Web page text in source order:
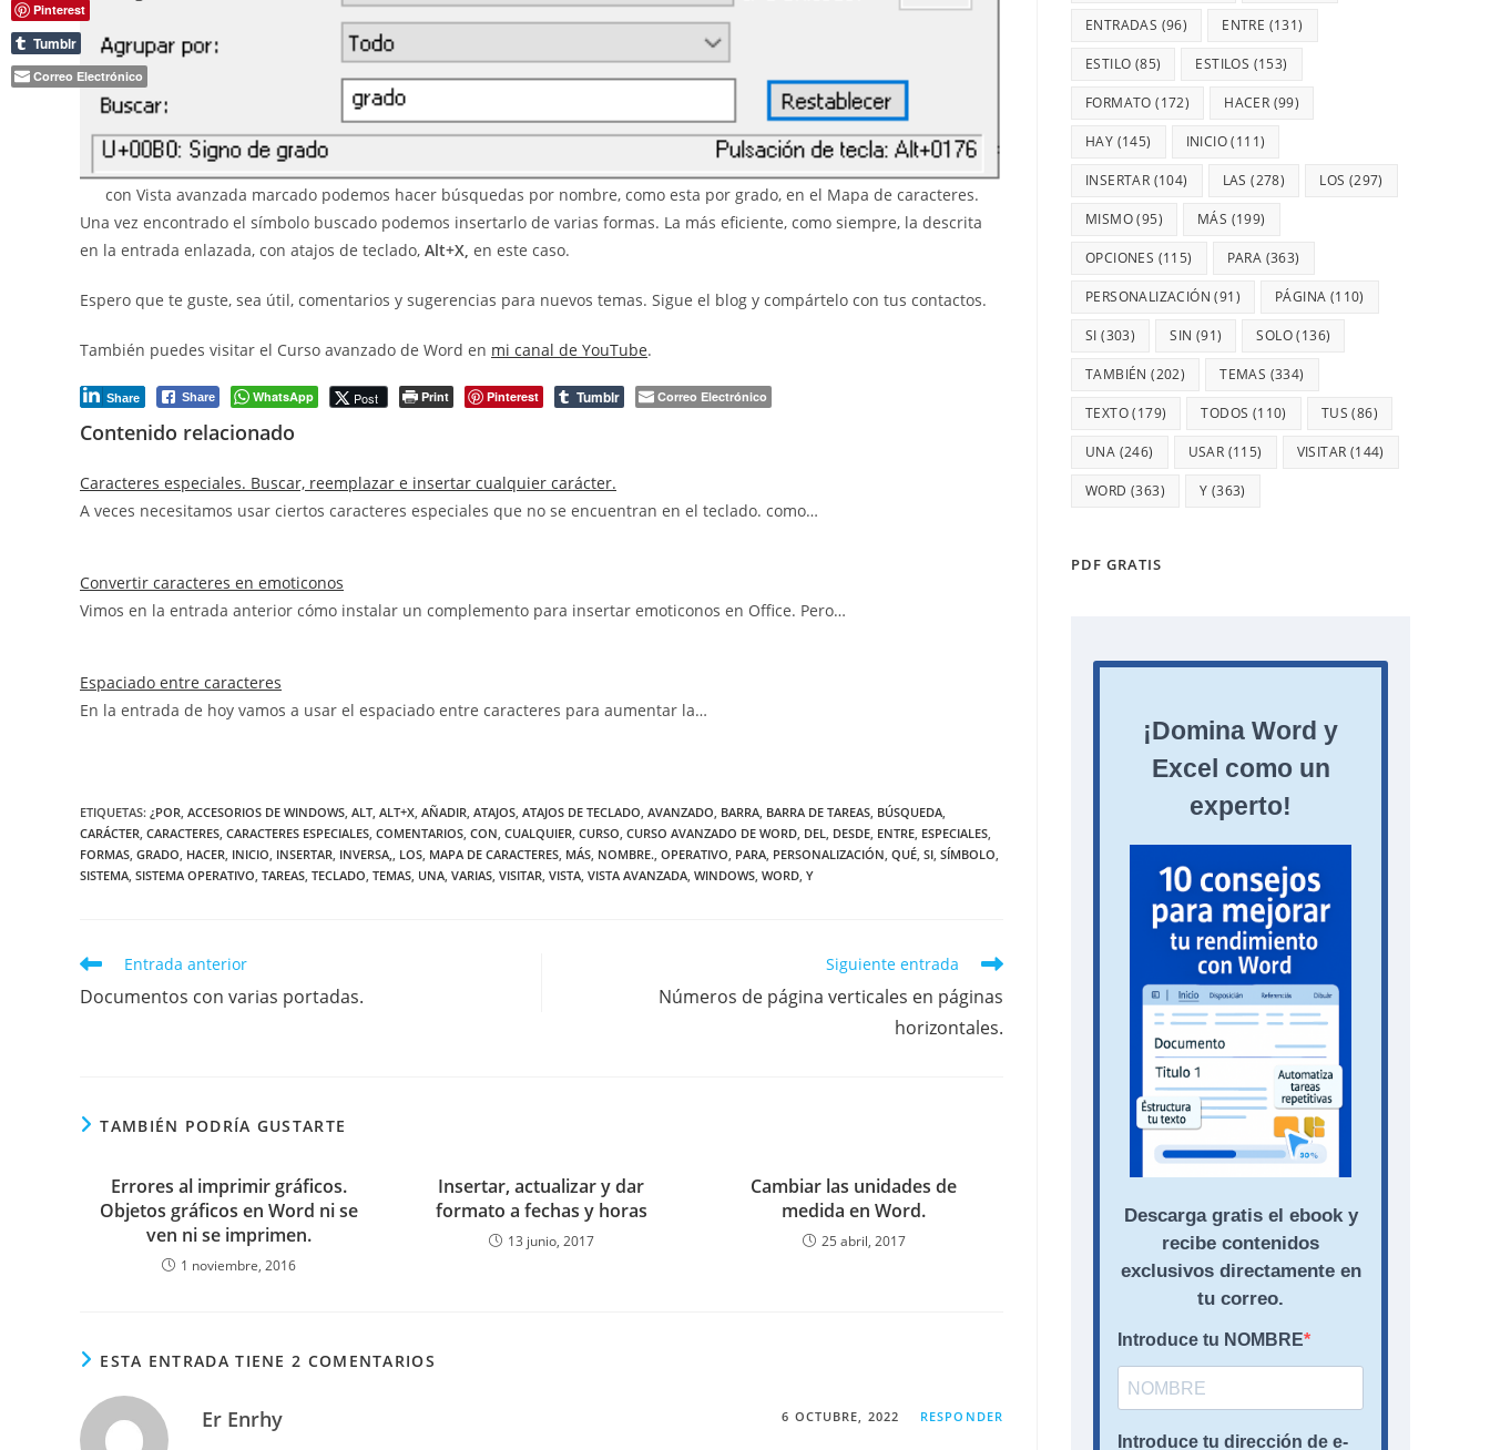
con Vista avanzada marcado podemos hacer búsquedas por nombre, como esta por grado, en el Mapa de caracteres.
Una vez encontrado el símbolo buscado podemos insertarlo de varias formas. La más eficiente, como siempre, la descrita
en la entrada enlazada, con atajos de teclado, Alt+X, en este caso.
Espero que te guste, sea útil, comentarios y sugerencias para nuevos temas. Sigue el blog y compártelo con tus contactos.
También puedes visitar el Curso avanzado de Word en mi canal de YouTube.
Share Share WhatsApp Post Print Pinterest Tumblr Correo Electrónico
Contenido relacionado
Caracteres especiales. Buscar, reemplazar e insertar cualquier carácter.
A veces necesitamos usar ciertos caracteres especiales que no se encuentran en el teclado. como…
Convertir caracteres en emoticonos
Vimos en la entrada anterior cómo instalar un complemento para insertar emoticonos en Office. Pero…
Espaciado entre caracteres
En la entrada de hoy vamos a usar el espaciado entre caracteres para aumentar la…
ETIQUETAS: ¿POR, ACCESORIOS DE WINDOWS, ALT, ALT+X, AÑADIR, ATAJOS, ATAJOS DE TECLADO, AVANZADO, BARRA, BARRA DE TAREAS, BÚSQUEDA,
CARÁCTER, CARACTERES, CARACTERES ESPECIALES, COMENTARIOS, CON, CUALQUIER, CURSO, CURSO AVANZADO DE WORD, DEL, DESDE, ENTRE, ESPECIALES,
FORMAS, GRADO, HACER, INICIO, INSERTAR, INVERSA,, LOS, MAPA DE CARACTERES, MÁS, NOMBRE., OPERATIVO, PARA, PERSONALIZACIÓN, QUÉ, SI, SÍMBOLO,
SISTEMA, SISTEMA OPERATIVO, TAREAS, TECLADO, TEMAS, UNA, VARIAS, VISITAR, VISTA, VISTA AVANZADA, WINDOWS, WORD, Y
Leer
artículos
Entrada anterior
Documentos con varias portadas.
Siguiente entrada
Números de página verticales en páginas
horizontales.
TAMBIÉN PODRÍA GUSTARTE
Errores al imprimir gráficos.
Objetos gráficos en Word ni se
ven ni se imprimen.
1 noviembre, 2016
Insertar, actualizar y dar
formato a fechas y horas
13 junio, 2017
Cambiar las unidades de
medida en Word.
25 abril, 2017
ESTA ENTRADA TIENE 2 COMENTARIOS
Er Enrhy 6 OCTUBRE, 2022 RESPONDER
ENTRADAS (96) ENTRE (131)
ESTILO (85) ESTILOS (153)
FORMATO (172) HACER (99)
HAY (145) INICIO(111)
INSERTAR (104) LAS (278) LOS (297)
MISMO(95) MÁS (199)
OPCIONES (115) PARA (363)
PERSONALIZACIÓN (91) PÁGINA (110)
SI (303) SIN (91) SOLO(136)
TAMBIÉN (202) TEMAS (334)
TEXTO(179) TODOS (110) TUS (86)
UNA (246) USAR (115) VISITAR (144)
WORD (363) Y (363)
PDF GRATIS
Pinterest
Tumblr
Correo Electrónico